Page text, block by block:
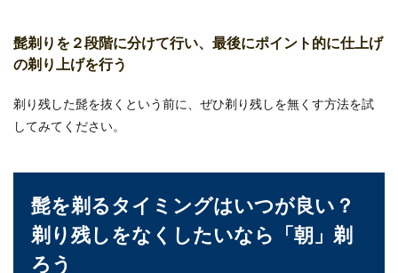
髭剃りを２段階に分けて行い、最後にポイント的に仕上げ
の剃り上げを行う
剃り残した髭を抜くという前に、ぜひ剃り残しを無くす方法を試
してみてください。
髭を剃るタイミングはいつが良い？
剃り残しをなくしたいなら「朝」剃
ろう